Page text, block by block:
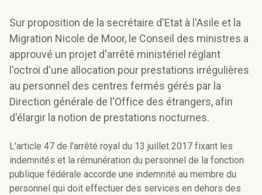
Sur proposition de la secrétaire d'Etat à l'Asile et la
Migration Nicole de Moor, le Conseil des ministres a
approuvé un projet d'arrêté ministériel réglant
l'octroi d'une allocation pour prestations irrégulières
au personnel des centres fermés gérés par la
Direction générale de l'Office des étrangers, afin
d'élargir la notion de prestations nocturnes.
L'article 47 de l'arrêté royal du 13 juillet 2017 fixant les
indemnités et la rémunération du personnel de la fonction
publique fédérale accorde une indemnité au membre du
personnel qui doit effectuer des services en dehors des